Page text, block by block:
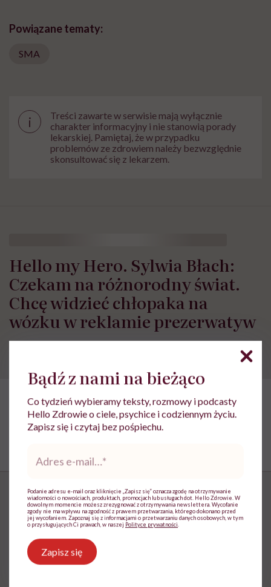
Powiązane tematy:
SMA
i
Treści zawarte w serwisie mają wyłącznie
charakter informacyjny i nie stanowią porady
lekarskiej. Pamiętaj, że w przypadku
problemów ze zdrowiem należy bezwzględnie
skonsultować się z lekarzem.
Hello my Hero. Sylwia Błach:
Czekam na różnorodny świat.
Chcę widzieć chłopaka na
wózku w reklamie prezerwatyw
„Opieka skoncentrowana na
rodzinie to jest coś, bez czego
współczesna medycyna sobie nie
Bądź z nami na bieżąco
Co tydzień wybieramy teksty, rozmowy i podcasty
Hello Zdrowie o ciele, psychice i codziennym życiu.
Zapisz się i czytaj bez pośpiechu.
*
Podanie adresu e-mail oraz kliknięcie „Zapisz się” oznacza zgodę na otrzymywanie
wiadomości o nowościach, produktach, promocjach lub usługach dot. Hello Zdrowie. W
dowolnym momencie możesz zrezygnować z otrzymywania newslettera. Wycofanie
zgody nie ma wpływu na zgodność z prawem przetwarzania, którego dokonano przed
jej wycofaniem. Zapoznaj się z informacjami o przetwarzaniu danych osobowych, w tym
o przysługujących Ci prawach, w naszej Polityce prywatności
Zapisz się